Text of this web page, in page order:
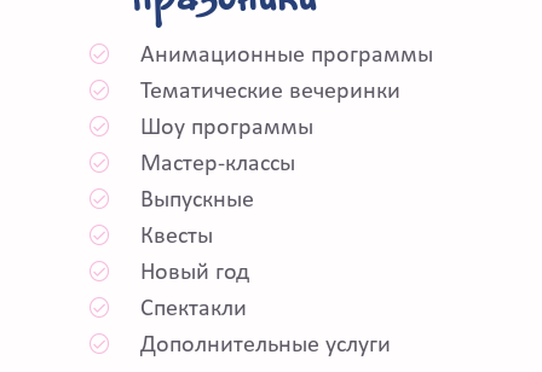
Анимационные программы
Тематические вечеринки
Шоу программы
Мастер-классы
Выпускные
Квесты
Новый год
Спектакли
Дополнительные услуги